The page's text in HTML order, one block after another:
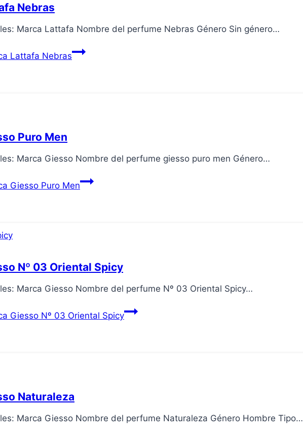
Nebras
Marca Lattafa Nombre del perfume Nebras Género Sin género…
Lattafa Nebras
Puro Men
Marca Giesso Nombre del perfume giesso puro men Género…
Giesso Puro Men
Nº 03 Oriental Spicy
Marca Giesso Nombre del perfume Nº 03 Oriental Spicy…
Giesso Nº 03 Oriental Spicy
Naturaleza
Marca Giesso Nombre del perfume Naturaleza Género Hombre Tipo…